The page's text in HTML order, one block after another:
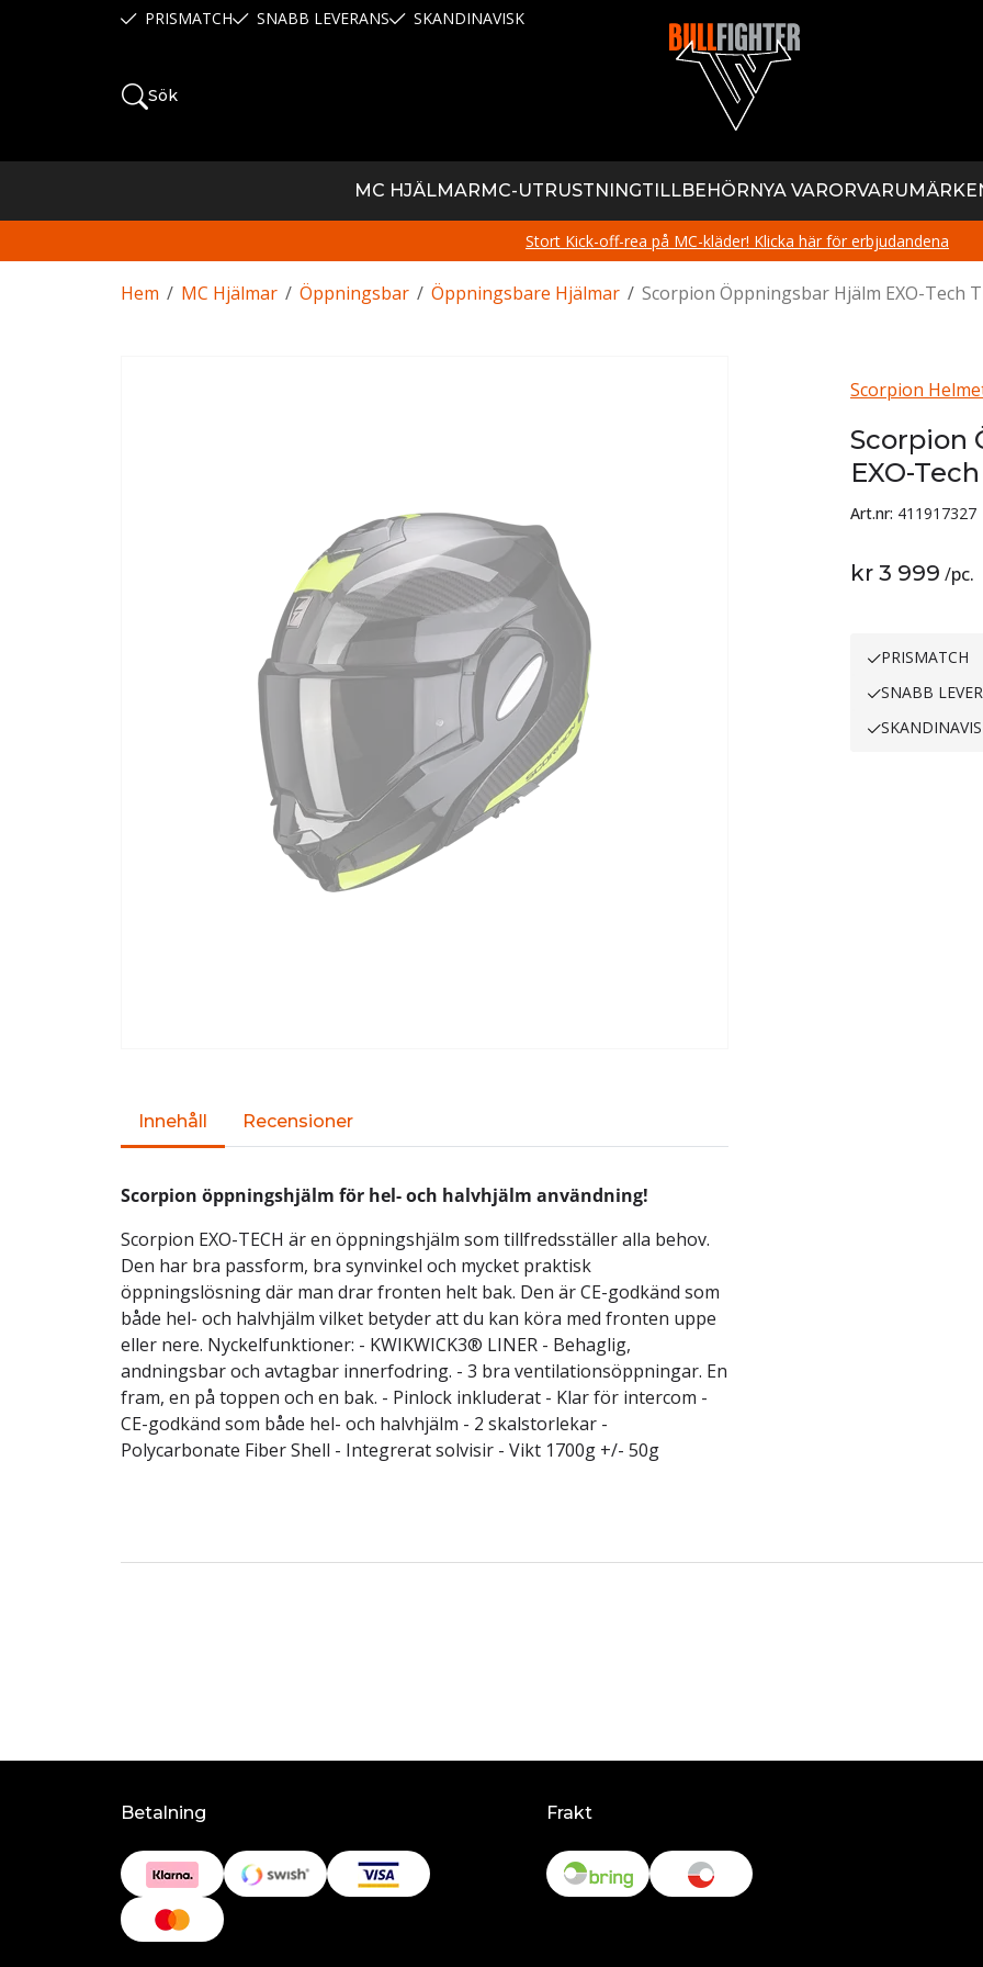
PRISMATCH SNABB LEVERANS SKANDINAVISK
Sök
MC HJÄLMARMC-UTRUSTNINGTILLBEHÖRNYA VAROR
Stort Kick-off-rea på MC-kläder! Klicka här för erbjudandena
/
Hem /
MC Hjälmar /
Öppningsbar /
Öppningsbare Hjälmar Scorpion Öppningsbar Hjälm EXO-Tech
Scorpion
Scorpion
EXO-
Art.nr: 411917327
kr 3 999 /pc.
PRISMATCH
SNABB
Innehåll Recensioner
Scorpion öppningshjälm för hel- och halvhjälm användning!
Scorpion EXO-TECH är en öppningshjälm som tillfredsställer alla behov.
Den har bra passform, bra synvinkel och mycket praktisk
öppningslösning där man drar fronten helt bak. Den är CE-godkänd som
både hel- och halvhjälm vilket betyder att du kan köra med fronten uppe
eller nere. Nyckelfunktioner: - KWIKWICK3® LINER - Behaglig,
andningsbar och avtagbar innerfodring. - 3 bra ventilationsöppningar. En
fram, en på toppen och en bak. - Pinlock inkluderat - Klar för intercom -
CE-godkänd som både hel- och halvhjälm - 2 skalstorlekar -
Polycarbonate Fiber Shell - Integrerat solvisir - Vikt 1700g +/- 50g
Betalning Frakt